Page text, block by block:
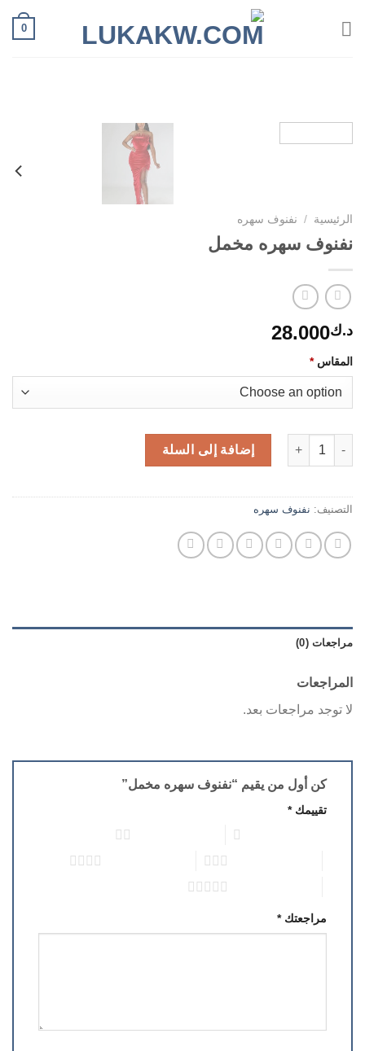
0
الرئيسية / نفنوف سهره
نفنوف سهره مخمل
د.ك28.000
المقاس *
كمية نفنوف سهره مخمل
إضافة إلى السلة
التصنيف: نفنوف سهره
مراجعات (0)
المراجعات
لا توجد مراجعات بعد.
كن أول من يقيم “نفنوف سهره مخمل”
تقييمك*
مراجعتك*